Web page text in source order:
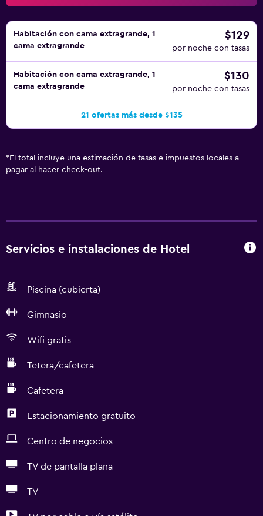
Habitación con cama extragrande, 1
cama extragrande
$129
por noche con tasas
Habitación con cama extragrande, 1
cama extragrande
$130
por noche con tasas
21 ofertas más desde $135
* El total incluye una estimación de tasas e impuestos locales a
pagar al hacer check-out.
Servicios e instalaciones de Hotel
Piscina (cubierta)
Gimnasio
Wifi gratis
Tetera/cafetera
Cafetera
Estacionamiento gratuito
Centro de negocios
TV de pantalla plana
TV